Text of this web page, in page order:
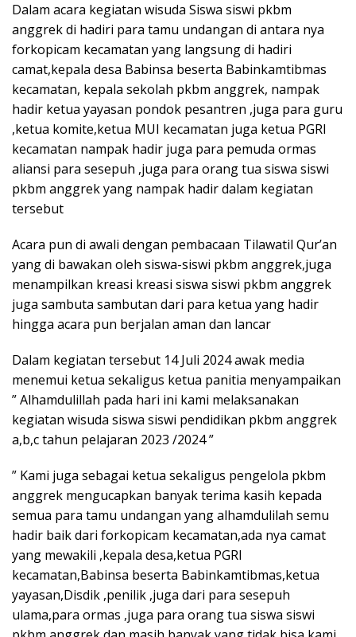
Dalam acara kegiatan wisuda Siswa siswi pkbm
anggrek di hadiri para tamu undangan di antara nya
forkopicam kecamatan yang langsung di hadiri
camat,kepala desa Babinsa beserta Babinkamtibmas
kecamatan, kepala sekolah pkbm anggrek, nampak
hadir ketua yayasan pondok pesantren ,juga para guru
,ketua komite,ketua MUI kecamatan juga ketua PGRI
kecamatan nampak hadir juga para pemuda ormas
aliansi para sesepuh ,juga para orang tua siswa siswi
pkbm anggrek yang nampak hadir dalam kegiatan
tersebut
Acara pun di awali dengan pembacaan Tilawatil Qur’an
yang di bawakan oleh siswa-siswi pkbm anggrek,juga
menampilkan kreasi kreasi siswa siswi pkbm anggrek
juga sambuta sambutan dari para ketua yang hadir
hingga acara pun berjalan aman dan lancar
Dalam kegiatan tersebut 14 Juli 2024 awak media
menemui ketua sekaligus ketua panitia menyampaikan
” Alhamdulillah pada hari ini kami melaksanakan
kegiatan wisuda siswa siswi pendidikan pkbm anggrek
a,b,c tahun pelajaran 2023 /2024 ”
” Kami juga sebagai ketua sekaligus pengelola pkbm
anggrek mengucapkan banyak terima kasih kepada
semua para tamu undangan yang alhamdulilah semu
hadir baik dari forkopicam kecamatan,ada nya camat
yang mewakili ,kepala desa,ketua PGRI
kecamatan,Babinsa beserta Babinkamtibmas,ketua
yayasan,Disdik ,penilik ,juga dari para sesepuh
ulama,para ormas ,juga para orang tua siswa siswi